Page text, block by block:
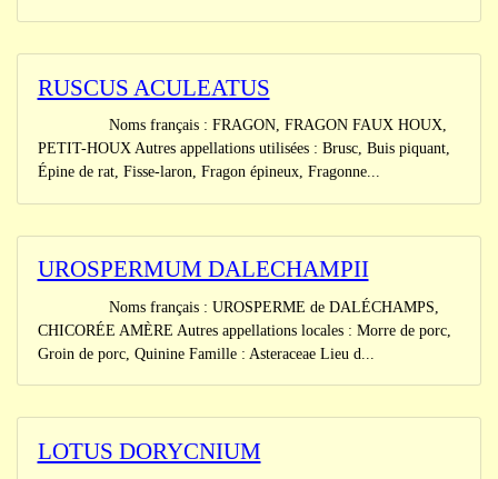
RUSCUS ACULEATUS
Noms français : FRAGON, FRAGON FAUX HOUX,
PETIT-HOUX Autres appellations utilisées : Brusc, Buis piquant,
Épine de rat, Fisse-laron, Fragon épineux, Fragonne...
UROSPERMUM DALECHAMPII
Noms français : UROSPERME de DALÉCHAMPS,
CHICORÉE AMÈRE Autres appellations locales : Morre de porc,
Groin de porc, Quinine Famille : Asteraceae Lieu d...
LOTUS DORYCNIUM